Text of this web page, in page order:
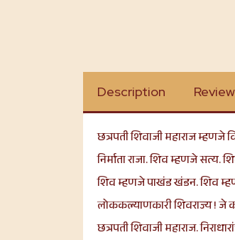
Description
छत्रपती शिवाजी महाराज म्हणजे
निर्माता राजा. शिव म्हणजे
शिव म्हणजे पाखंड खंडन. शिव
लोककल्याणकारी शिवराज्य ! जे
छत्रपती शिवाजी महाराज.